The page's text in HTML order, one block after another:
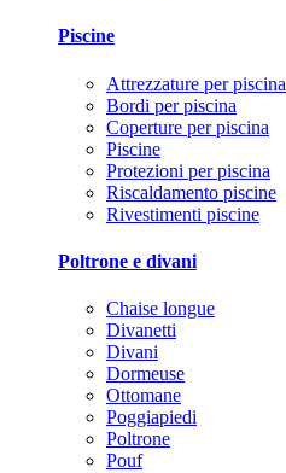
Piscine
Attrezzature per piscina
Bordi per piscina
Coperture per piscina
Piscine
Protezioni per piscina
Riscaldamento piscine
Rivestimenti piscine
Poltrone e divani
Chaise longue
Divanetti
Divani
Dormeuse
Ottomane
Poggiapiedi
Poltrone
Pouf